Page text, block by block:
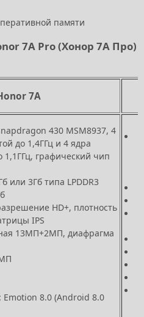
памяти
7A Pro (Хонор 7А Про)
7A
430 MSM8937, 4
до 1,4ГГц и 4 ядра
1,1ГГц, графический чип
или 3Гб типа LPDDR3
HD+, плотность
IPS
13МП+2МП, диафрагма
8.0 (Android 8.0